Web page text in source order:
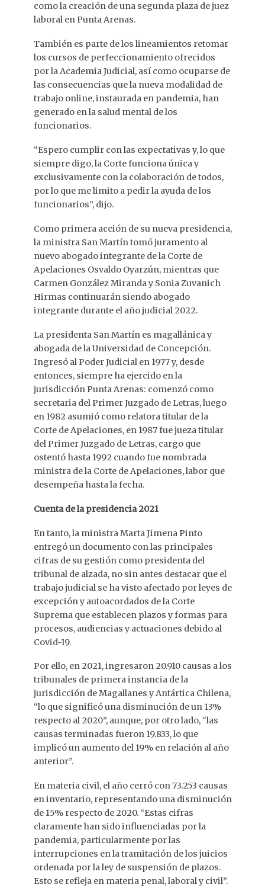
como la creación de una segunda plaza de juez
laboral en Punta Arenas.
También es parte de los lineamientos retomar
los cursos de perfeccionamiento ofrecidos
por la Academia Judicial, así como ocuparse de
las consecuencias que la nueva modalidad de
trabajo online, instaurada en pandemia, han
generado en la salud mental de los
funcionarios.
“Espero cumplir con las expectativas y, lo que
siempre digo, la Corte funciona única y
exclusivamente con la colaboración de todos,
por lo que me limito a pedir la ayuda de los
funcionarios”, dijo.
Como primera acción de su nueva presidencia,
la ministra San Martín tomó juramento al
nuevo abogado integrante de la Corte de
Apelaciones Osvaldo Oyarzún, mientras que
Carmen González Miranda y Sonia Zuvanich
Hirmas continuarán siendo abogado
integrante durante el año judicial 2022.
La presidenta San Martín es magallánica y
abogada de la Universidad de Concepción.
Ingresó al Poder Judicial en 1977 y, desde
entonces, siempre ha ejercido en la
jurisdicción Punta Arenas: comenzó como
secretaria del Primer Juzgado de Letras, luego
en 1982 asumió como relatora titular de la
Corte de Apelaciones, en 1987 fue jueza titular
del Primer Juzgado de Letras, cargo que
ostentó hasta 1992 cuando fue nombrada
ministra de la Corte de Apelaciones, labor que
desempeña hasta la fecha.
Cuenta de la presidencia 2021
En tanto, la ministra Marta Jimena Pinto
entregó un documento con las principales
cifras de su gestión como presidenta del
tribunal de alzada, no sin antes destacar que el
trabajo judicial se ha visto afectado por leyes de
excepción y autoacordados de la Corte
Suprema que establecen plazos y formas para
procesos, audiencias y actuaciones debido al
Covid-19.
Por ello, en 2021, ingresaron 20.910 causas a los
tribunales de primera instancia de la
jurisdicción de Magallanes y Antártica Chilena,
“lo que significó una disminución de un 13%
respecto al 2020”, aunque, por otro lado, “las
causas terminadas fueron 19.833, lo que
implicó un aumento del 19% en relación al año
anterior”.
En materia civil, el año cerró con 73.253 causas
en inventario, representando una disminución
de 15% respecto de 2020. “Estas cifras
claramente han sido influenciadas por la
pandemia, particularmente por las
interrupciones en la tramitación de los juicios
ordenada por la ley de suspensión de plazos.
Esto se refleja en materia penal, laboral y civil”.